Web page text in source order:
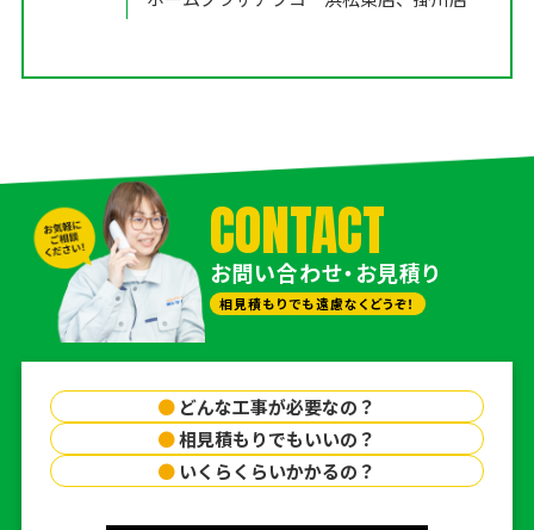
CONTACT
お問い合わせ・お見積り
相見積もりでも遠慮なくどうぞ！
● どんな工事が必要なの？
●相見積もりでもいいの？
● いくらくらいかかるの？